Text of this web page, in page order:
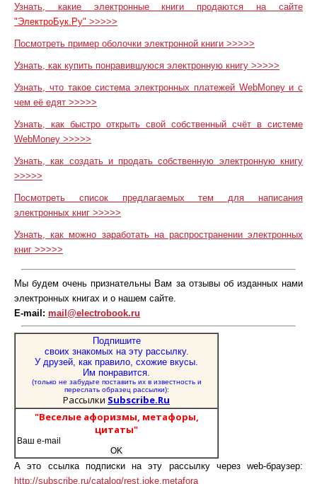
Узнать, какие электронные книги продаются на сайте
"ЭлектроБук.Ру" >>>>>
Посмотреть пример оболочки электронной книги >>>>>
Узнать, как купить понравившуюся электронную книгу >>>>>
Узнать, что такое система электронных платежей WebMoneyи с
чем её едят >>>>>
Узнать, как быстро открыть свой собственный счёт в системе
WebMoney >>>>>
Узнать, как создать и продать собственную электронную книгу
>>>>>
Посмотреть список предлагаемых тем для написания
электронных книг >>>>>
Узнать, как можно заработать на распространении электронных
книг >>>>>
Мы будем очень признательны Вам за отзывы об изданных нами
электронных книгах и о нашем сайте.
E-mail: mail@electrobook.ru
Подпишите
своих знакомых на эту рассылку.
У друзей, как правило, схожие вкусы.
Им понравится.
(только не забудьте поставить их в известность и
переслать образец рассылки):
Рассылки Subscribe.Ru
"Веселые афоризмы, метафоры,
цитаты"
А это ссылка подписки на эту рассылку через web-браузер:
http://subscribe.ru/catalog/rest.joke.metafora